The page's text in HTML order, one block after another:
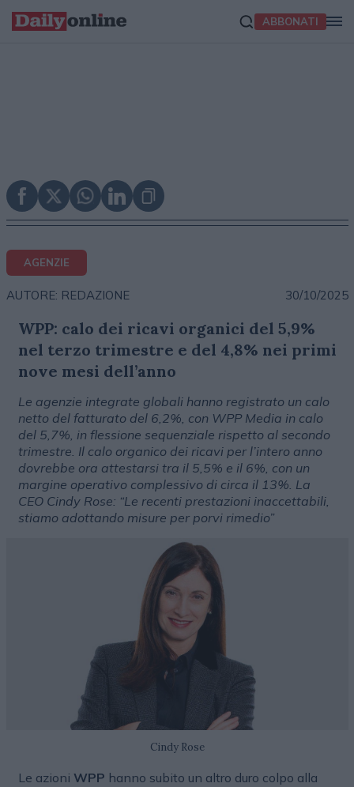
ABBONATI
AGENZIE
AUTORE: REDAZIONE 30/10/2025
WPP: calo dei ricavi organici del 5,9%
nel terzo trimestre e del 4,8% nei primi
nove mesi dell’anno
Le agenzie integrate globali hanno registrato un calo
netto del fatturato del 6,2%, con WPP Media in calo
del 5,7%, in flessione sequenziale rispetto al secondo
trimestre. Il calo organico dei ricavi per l’intero anno
dovrebbe ora attestarsi tra il 5,5% e il 6%, con un
margine operativo complessivo di circa il 13%. La
CEO Cindy Rose: “Le recenti prestazioni inaccettabili,
stiamo adottando misure per porvi rimedio”
Cindy Rose
Le azioni WPP hanno subito un altro duro colpo alla